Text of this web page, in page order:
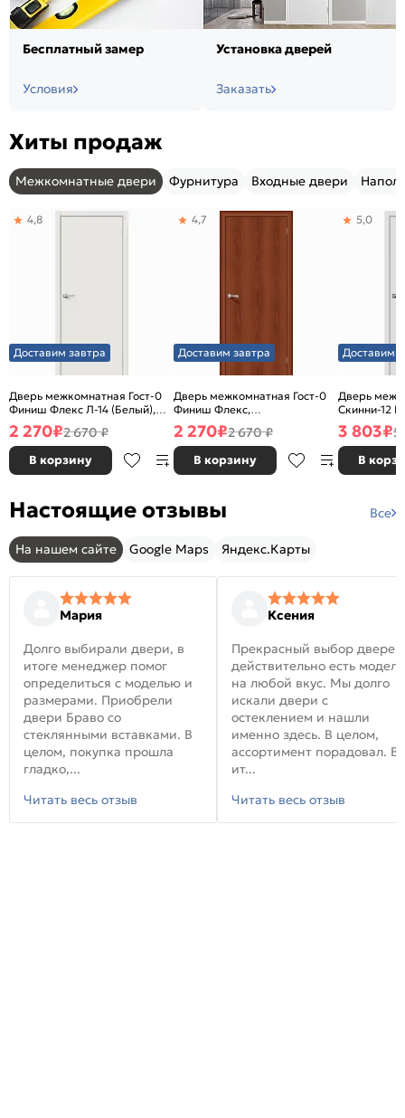
Бесплатный замер
Условия
Установка дверей
Заказать
Хиты продаж
Межкомнатные двери Фурнитура Входные двери
Доставим завтра
Дверь межкомнатная Гост-0
Финиш Флекс Л-14 (Белый),
глухая, каркасно-щитовая
4,8
2 270₽2 670 ₽
В корзину
Доставим завтра
Дверь межкомнатная Гост-0
Финиш Флекс,
Ламинированные Л-11
(ИталОрех), глухая, каркасно-
щитовая
4,7
2 270₽2 670 ₽
В корзину
Доставим
Дверь
Скинни-12
глухая,
5,0
3 803₽5
В
Настоящие отзывы Все
На нашем сайте Google Maps Яндекс.Карты
Мария
Долго выбирали двери, в
итоге менеджер помог
определиться с моделью и
размерами. Приобрели
двери Браво со
стеклянными вставками. В
целом, покупка прошла
гладко,...
Читать весь отзыв
Ксения
Прекрасный выбор
действительно есть модели
на любой вкус. Мы долго
искали двери с
остеклением и нашли
именно здесь. В целом,
ассортимент порадовал. В
ит...
Читать весь отзыв